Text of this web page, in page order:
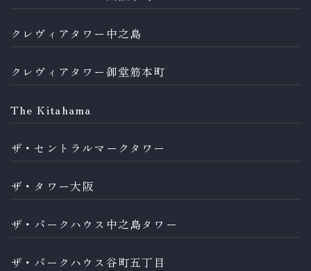
クレヴィアタワー中之島
クレヴィアタワー御堂筋本町
The Kitahama
ザ・セントラルマークタワー
ザ・タワー大阪
ザ・パークハウス中之島タワー
ザ・パークハウス谷町五丁目